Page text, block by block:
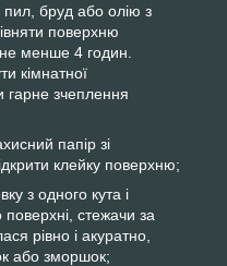
пил, бруд або олію з
поверхню
менше 4 годин.
кімнатної
гарне зчеплення
папір зі
клейку поверхню;
з одного кута і
стежачи за
рівно і акуратно,
або зморшок;